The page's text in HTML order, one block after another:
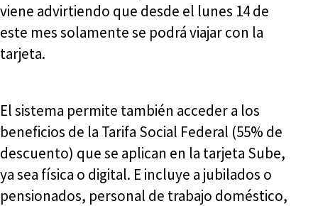
viene advirtiendo que desde el lunes 14 de
este mes solamente se podrá viajar con la
tarjeta.
El sistema permite también acceder a los
beneficios de la Tarifa Social Federal (55% de
descuento) que se aplican en la tarjeta Sube,
ya sea física o digital. E incluye a jubilados o
pensionados, personal de trabajo doméstico,